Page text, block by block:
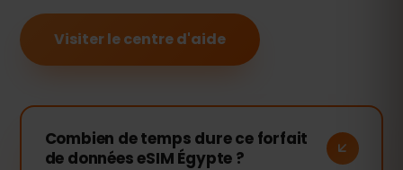
Visiter le centre d'aide
Combien de temps dure ce forfait
de données eSIM Égypte ?